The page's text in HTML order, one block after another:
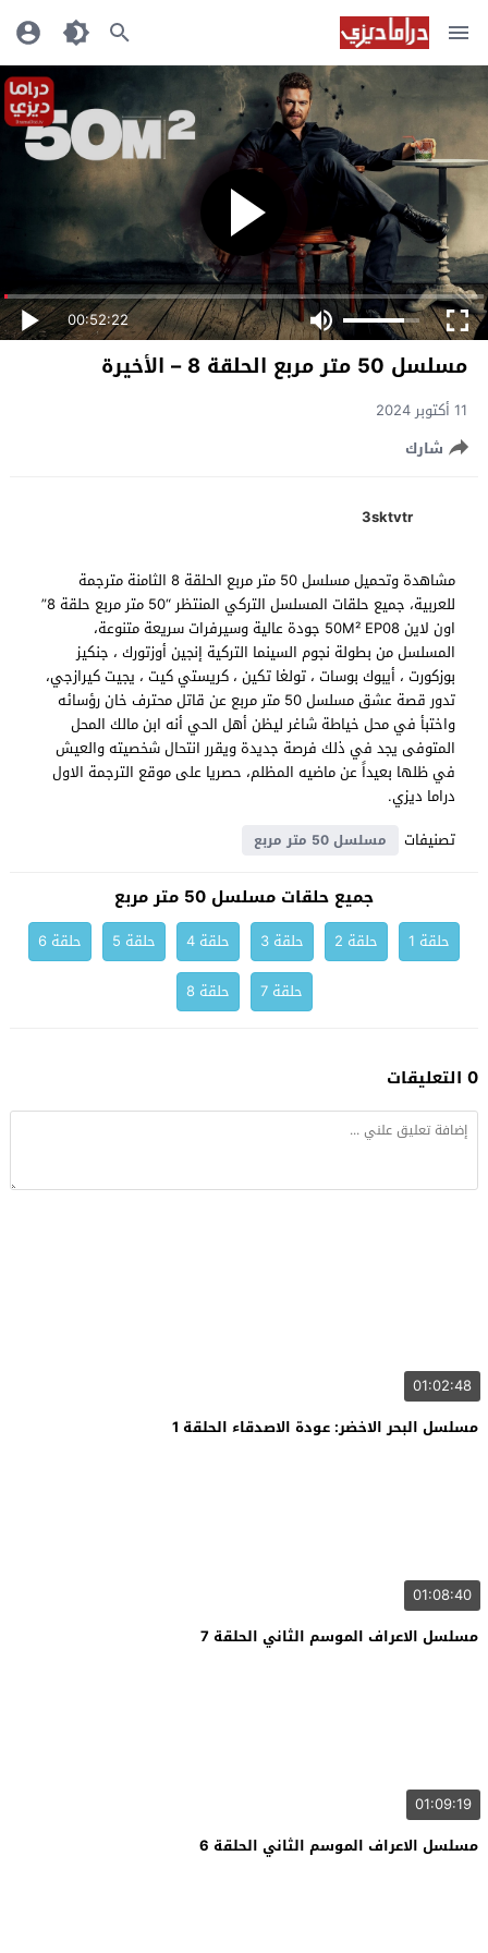
00:52:22
مسلسل 50 متر مربع الحلقة 8 – الأخيرة
11 أكتوبر 2024
شارك
3sktvtr
مشاهدة وتحميل مسلسل 50 متر مربع الحلقة 8 الثامنة مترجمة
للعربية، جميع حلقات المسلسل التركي المنتظر “50 متر مربع حلقة 8”
اون لاين 50M² EP08 جودة عالية وسيرفرات سريعة متنوعة،
المسلسل من بطولة نجوم السينما التركية إنجين أوزتورك ، جنكيز
بوزكورت ، أيبوك بوسات ، تولغا تكين ، كريستي كيت ، يجيت كيرازجي،
تدور قصة عشق مسلسل 50 متر مربع عن قاتل محترف خان رؤسائه
واختبأ في محل خياطة شاغر ليظن أهل الحي أنه ابن مالك المحل
المتوفى يجد في ذلك فرصة جديدة ويقرر انتحال شخصيته والعيش
في ظلها بعيداً عن ماضيه المظلم، حصريا على موقع الترجمة الاول
دراما ديزي.
تصنيفات
مسلسل 50 متر مربع
جميع حلقات مسلسل 50 متر مربع
حلقة 1 حلقة 2 حلقة 3 حلقة 4 حلقة 5
حلقة 6
حلقة 7
حلقة 8
0 التعليقات
01:02:48
مسلسل البحر الاخضر: عودة الاصدقاء الحلقة 1
01:08:40
مسلسل الاعراف الموسم الثاني الحلقة 7
01:09:19
مسلسل الاعراف الموسم الثاني الحلقة 6